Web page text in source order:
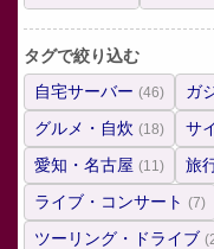
タグで絞り込む
自宅サーバー (46) ガ
グルメ・自炊 (18) サ
愛知・名古屋 (11) 旅
ライブ・コンサート (7)
ツーリング・ドライブ